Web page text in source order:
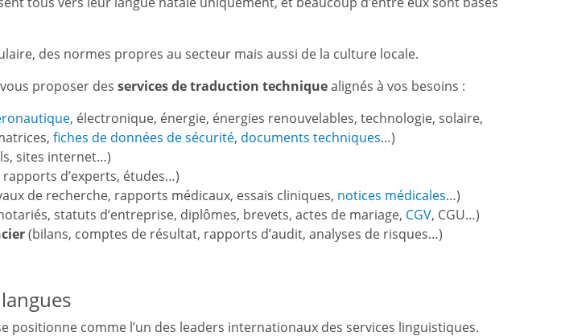
des normes propres au secteur mais aussi de la culture locale.
proposer des services de traduction techniquealignés à vos besoins :
, électronique, énergie, énergies renouvelables, technologie, solaire,
fiches de données de sécurité, documents techniques…)
sites internet…)
rapports d’experts, études…)
de recherche, rapports médicaux, essais cliniques, notices médicales…)
statuts d’entreprise, diplômes, brevets, actes de mariage, CGV, CGU…)
(bilans, comptes de résultat, rapports d’audit, analyses de risques…)
positionne comme l’un des leaders internationaux des services linguistiques.